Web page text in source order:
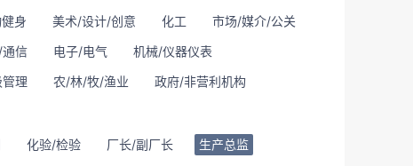
身 美术/设计/创意 化工
市场/媒介/公关
信 电子/电气
机械/仪器仪表
理 农/林/牧/渔业
政府/非营利机构
化验/检验 厂长/副厂长
生产总监